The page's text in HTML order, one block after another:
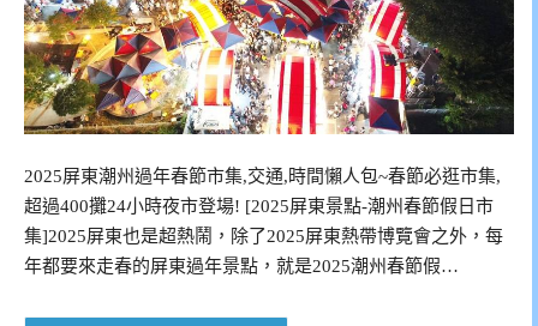
2025屏東潮州過年春節市集,交通,時間懶人包~春節必逛市集,
超過400攤24小時夜市登場! [2025屏東景點-潮州春節假日市
集]2025屏東也是超熱鬧，除了2025屏東熱帶博覽會之外，每
年都要來走春的屏東過年景點，就是2025潮州春節假…